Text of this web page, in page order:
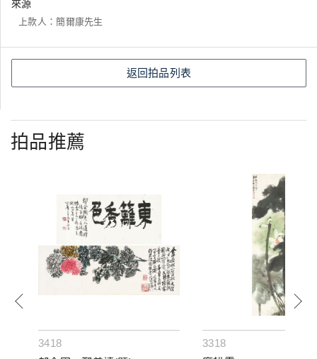
來源
上款人：簡爾康先生
返回拍品列表
拍品推薦
3418
3318